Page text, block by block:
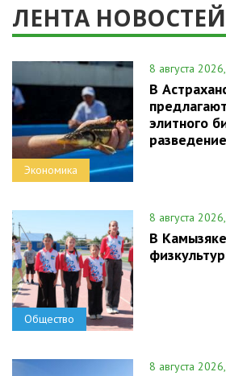
ЛЕНТА НОВОСТЕЙ
Экономика
8 августа
В
элитного
Общество
8 августа
В
8 августа